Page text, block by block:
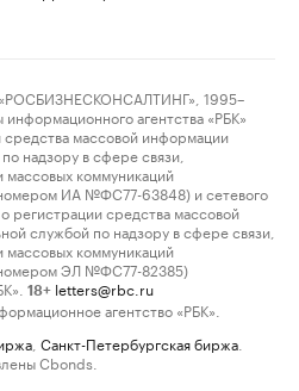
1995–
агентства «РБК»
средства массовой информации
надзору в сфере связи,
коммуникаций
ИА №ФС77-63848) и сетевого
регистрации средства массовой
службой по надзору в сфере связи,
коммуникаций
ЭЛ №ФС77-82385)
18+ letters@rbc.ru
агентство «РБК».
Санкт-Петербургская биржа
Cbonds.